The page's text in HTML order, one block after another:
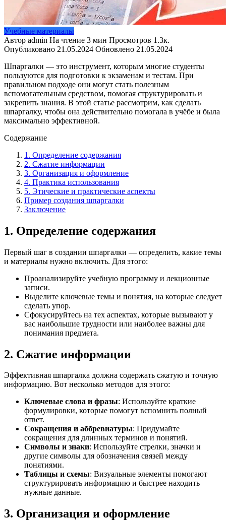
Учебные материалы
Автор admin На чтение 3 мин Просмотров 1.3к.
Опубликовано 21.05.2024 Обновлено 21.05.2024
Шпаргалки — это инструмент, которым многие студенты
пользуются для подготовки к экзаменам и тестам. При
правильном подходе они могут стать полезным
вспомогательным средством, помогая структурировать и
закрепить знания. В этой статье рассмотрим, как сделать
шпаргалку, чтобы она действительно помогала в учёбе и была
максимально эффективной.
Содержание
1. Определение содержания
2. Сжатие информации
3. Организация и оформление
4. Практика использования
5. Этические и практические аспекты
Пример создания шпаргалки
Заключение
1. Определение содержания
Первый шаг в создании шпаргалки — определить, какие темы
и материалы нужно включить. Для этого:
Проанализируйте учебную программу и лекционные
записи.
Выделите ключевые темы и понятия, на которые следует
сделать упор.
Сфокусируйтесь на тех аспектах, которые вызывают у
вас наибольшие трудности или наиболее важны для
понимания предмета.
2. Сжатие информации
Эффективная шпаргалка должна содержать сжатую и точную
информацию. Вот несколько методов для этого:
Ключевые слова и фразы: Используйте краткие
формулировки, которые помогут вспомнить полный
ответ.
Сокращения и аббревиатуры: Придумайте
сокращения для длинных терминов и понятий.
Символы и знаки: Используйте стрелки, значки и
другие символы для обозначения связей между
понятиями.
Таблицы и схемы: Визуальные элементы помогают
структурировать информацию и быстрее находить
нужные данные.
3. Организация и оформление